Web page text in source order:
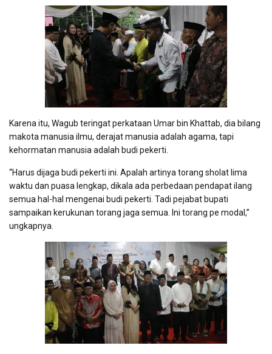
Karena itu, Wagub teringat perkataan Umar bin Khattab, dia bilang
makota manusia ilmu, derajat manusia adalah agama, tapi
kehormatan manusia adalah budi pekerti.
“Harus dijaga budi pekerti ini. Apalah artinya torang sholat lima
waktu dan puasa lengkap, dikala ada perbedaan pendapat ilang
semua hal-hal mengenai budi pekerti. Tadi pejabat bupati
sampaikan kerukunan torang jaga semua. Ini torang pe modal,”
ungkapnya.